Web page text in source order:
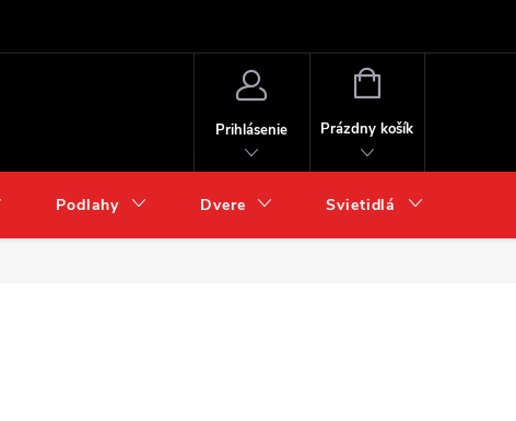
Prihlásenie
NÁKUPNÝ
Prázdny košík
Podlahy Dvere Svietidlá